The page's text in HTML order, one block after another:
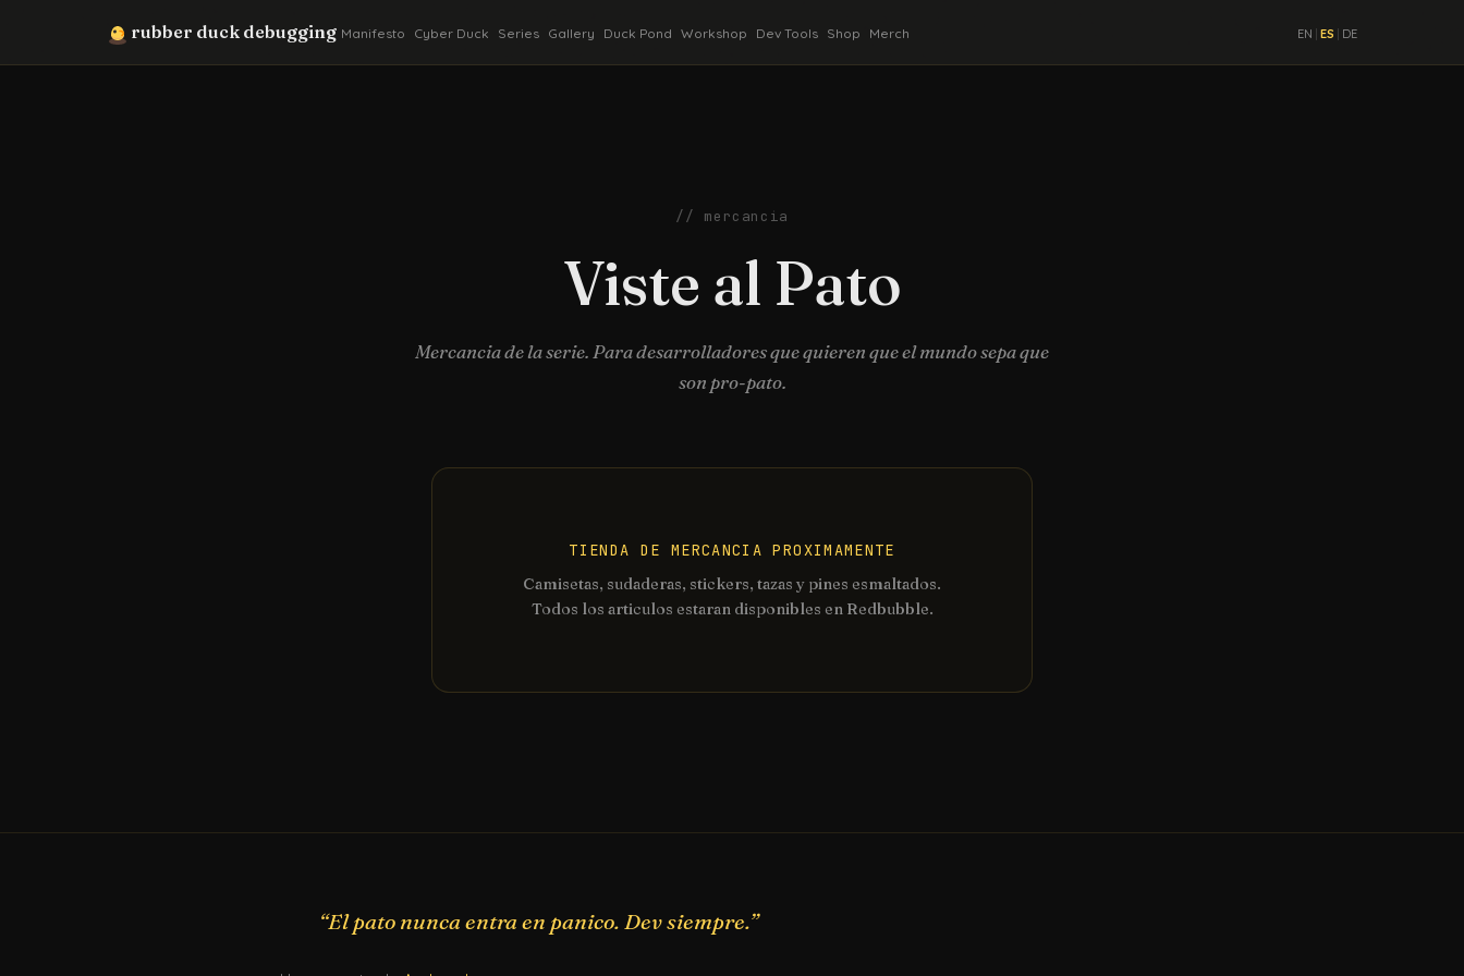
rubber duck debugging Manifesto Cyber Duck Series Gallery Duck Pond Workshop Dev Tools Shop Merch EN | ES | DE
// mercancia
Viste al Pato
Mercancia de la serie. Para desarrolladores que quieren que el mundo sepa que
son pro-pato.
TIENDA DE MERCANCIA PROXIMAMENTE
Camisetas, sudaderas, stickers, tazas y pines esmaltados.
Todos los articulos estaran disponibles en Redbubble.
“El pato nunca entra en panico. Dev siempre.”